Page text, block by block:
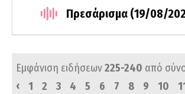
Πρεσάρισμα (19/08/
Εμφάνιση ειδήσεων225-240 από
‹
1 2 3 4 5 6 7 8 9 10